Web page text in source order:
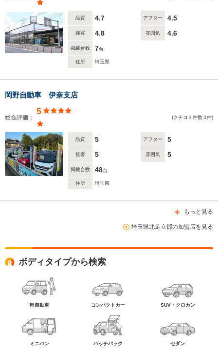
品質 4.7 アフター 4.5
接客 4.8 雰囲気 4.6
掲載台数 7台
住所 埼玉県
岡野自動車 伊奈支店
総合評価：
5
(クチコミ件数:1件)
品質 5 アフター 5
接客 5 雰囲気 5
掲載台数 48台
住所 埼玉県
もっと見る
埼玉県北足立郡の加盟店を見る
ボディタイプから検索
軽自動車 コンパクトカー SUV・クロカン
ミニバン ハッチバック セダン